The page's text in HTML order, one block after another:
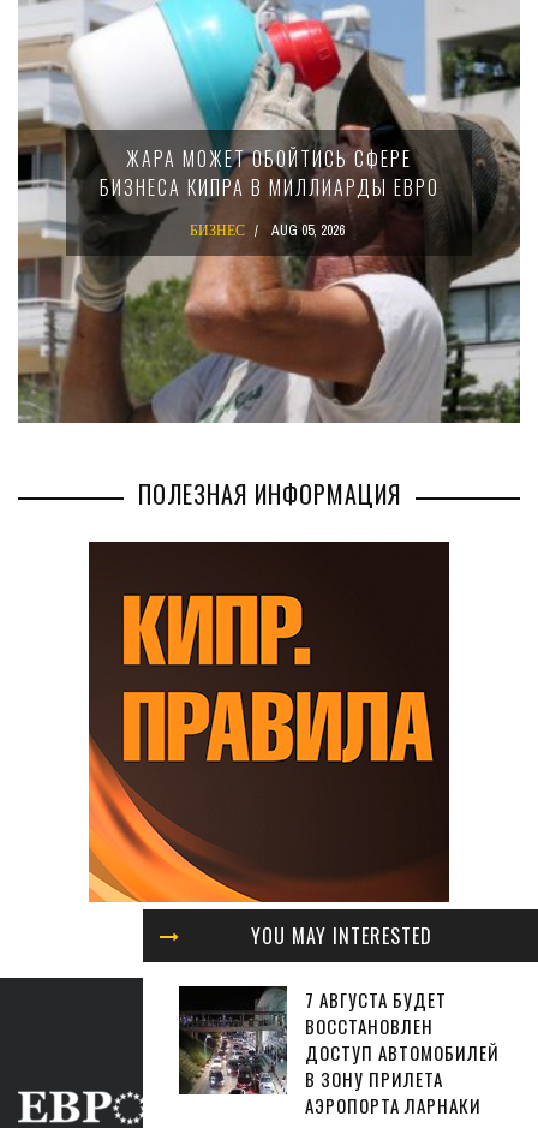
YOU MAY INTERESTED
7 АВГУСТА БУДЕТ
ВОССТАНОВЛЕН
ДОСТУП АВТОМОБИЛЕЙ
В ЗОНУ ПРИЛЕТА
АЭРОПОРТА ЛАРНАКИ
ОБОЙТИСЬ СФЕРЕ
В МИЛЛИАРДЫ ЕВРО
БИЗНЕС AUG 05, 2026
МИНФИН
15-
ПОЛЕЗНАЯ ИНФОРМАЦИЯ